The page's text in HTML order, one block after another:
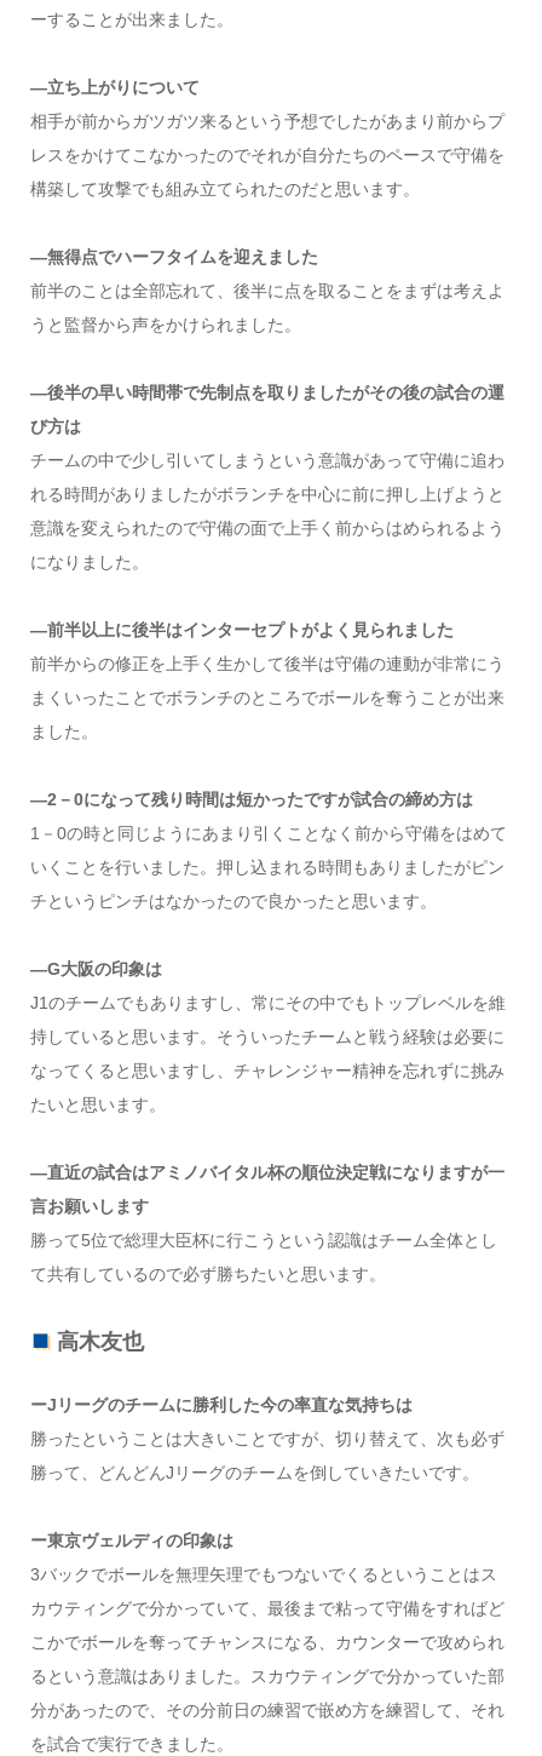
ーすることが出来ました。
―立ち上がりについて
相手が前からガツガツ来るという予想でしたがあまり前からプ
レスをかけてこなかったのでそれが自分たちのペースで守備を
構築して攻撃でも組み立てられたのだと思います。
―無得点でハーフタイムを迎えました
前半のことは全部忘れて、後半に点を取ることをまずは考えよ
うと監督から声をかけられました。
―後半の早い時間帯で先制点を取りましたがその後の試合の運
び方は
チームの中で少し引いてしまうという意識があって守備に追わ
れる時間がありましたがボランチを中心に前に押し上げようと
意識を変えられたので守備の面で上手く前からはめられるよう
になりました。
―前半以上に後半はインターセプトがよく見られました
前半からの修正を上手く生かして後半は守備の連動が非常にう
まくいったことでボランチのところでボールを奪うことが出来
ました。
―2－0になって残り時間は短かったですが試合の締め方は
1－0の時と同じようにあまり引くことなく前から守備をはめて
いくことを行いました。押し込まれる時間もありましたがピン
チというピンチはなかったので良かったと思います。
―G大阪の印象は
J1のチームでもありますし、常にその中でもトップレベルを維
持していると思います。そういったチームと戦う経験は必要に
なってくると思いますし、チャレンジャー精神を忘れずに挑み
たいと思います。
―直近の試合はアミノバイタル杯の順位決定戦になりますが一
言お願いします
勝って5位で総理大臣杯に行こうという認識はチーム全体とし
て共有しているので必ず勝ちたいと思います。
高木友也
ーJリーグのチームに勝利した今の率直な気持ちは
勝ったということは大きいことですが、切り替えて、次も必ず
勝って、どんどんJリーグのチームを倒していきたいです。
ー東京ヴェルディの印象は
3バックでボールを無理矢理でもつないでくるということはス
カウティングで分かっていて、最後まで粘って守備をすればど
こかでボールを奪ってチャンスになる、カウンターで攻められ
るという意識はありました。スカウティングで分かっていた部
分があったので、その分前日の練習で嵌め方を練習して、それ
を試合で実行できました。